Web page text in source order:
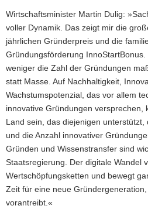
Wirtschaftsminister Martin Dulig:
voller Dynamik. Das zeigt mir die
jährlichen Gründerpreis und die
Gründungsförderung
weniger die Zahl der Gründungen
statt Masse. Auf Nachhaltigkeit,
Wachstumspotenzial, das vor allem
innovative Gründungen versprechen,
Land sein, das diejenigen unterstützt,
und die Anzahl innovativer
Gründen und Wissenstransfer sind
Staatsregierung. Der digitale Wandel
Wertschöpfungsketten und bewegt
Zeit für eine neue
vorantreibt.«